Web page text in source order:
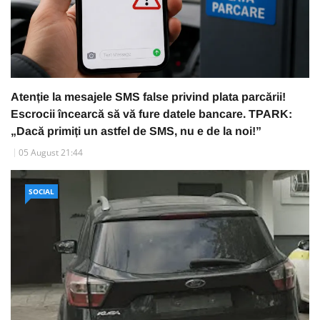
Atenție la mesajele SMS false privind plata parcării!
Escrocii încearcă să vă fure datele bancare. TPARK:
„Dacă primiți un astfel de SMS, nu e de la noi!”
05 August 21:44
SOCIAL